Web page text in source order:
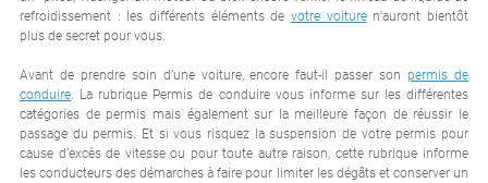
refroidissement : les différents éléments de votre voituren’auront bientôt
plus de secret pour vous.
Avant de prendre soin d’une voiture, encore faut-il passer son permis de
conduire. La rubrique Permis de conduire vous informe sur les différentes
catégories de permis mais également sur la meilleure façon de réussir le
passage du permis. Et si vous risquez la suspension de votre permis pour
cause d’excès de vitesse ou pour toute autre raison, cette rubrique informe
les conducteurs des démarches à faire pour limiter les dégâts et conserver un